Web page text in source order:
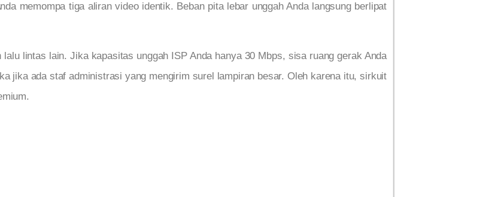
memompa tiga aliran video identik. Beban pita lebar unggah Anda langsung berlipat
lintas lain. Jika kapasitas unggah ISP Anda hanya 30 Mbps, sisa ruang gerak Anda
jika ada staf administrasi yang mengirim surel lampiran besar. Oleh karena itu, sirkuit